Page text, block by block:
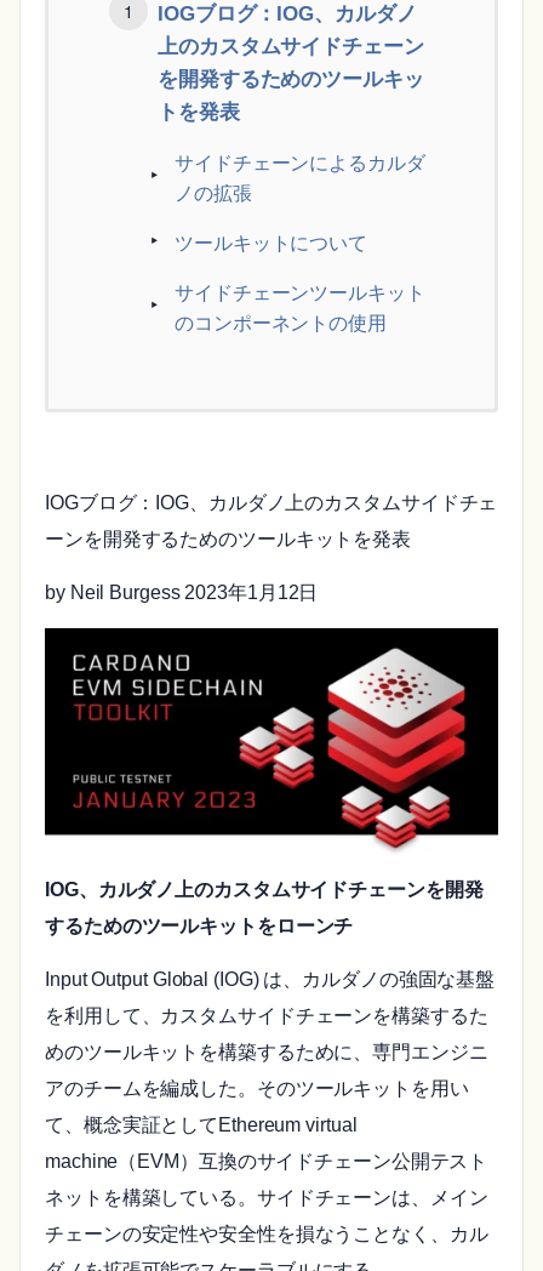
IOGブログ：IOG、カルダノ
上のカスタムサイドチェーン
を開発するためのツールキッ
トを発表
サイドチェーンによるカルダ
ノの拡張
ツールキットについて
サイドチェーンツールキット
のコンポーネントの使用
IOGブログ：IOG、カルダノ上のカスタムサイドチェ
ーンを開発するためのツールキットを発表
by Neil Burgess 2023年1月12日
IOG、カルダノ上のカスタムサイドチェーンを開発
するためのツールキットをローンチ
Input Output Global (IOG) は、カルダノの強固な基盤
を利用して、カスタムサイドチェーンを構築するた
めのツールキットを構築するために、専門エンジニ
アのチームを編成した。そのツールキットを用い
て、概念実証としてEthereum virtual
machine（EVM）互換のサイドチェーン公開テスト
ネットを構築している。サイドチェーンは、メイン
チェーンの安定性や安全性を損なうことなく、カル